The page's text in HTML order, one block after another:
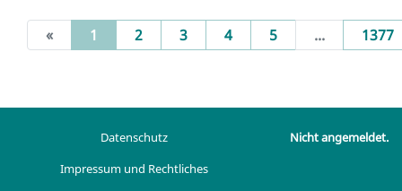
« 1 (current)
2 3 4 5 ... 1377
Datenschutz
Impressum und Rechtliches
Nicht angemeldet.